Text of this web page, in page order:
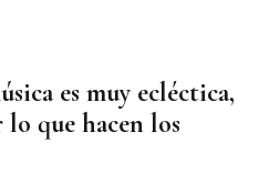
es muy ecléctica,
que hacen los